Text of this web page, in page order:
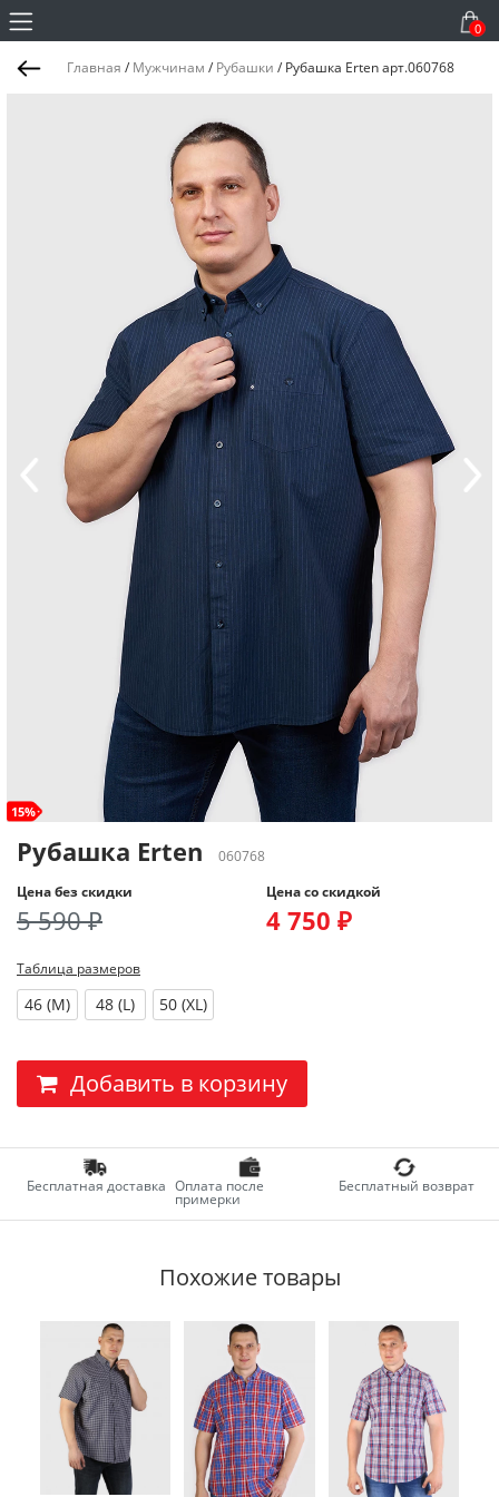
0
Главная / Мужчинам / Рубашки / Рубашка Erten арт.060768
15%
Рубашка Erten
060768
Цена без скидки
5 590 ₽
Цена со скидкой
4 750 ₽
Таблица размеров
46 (M) 48 (L) 50 (XL)
Добавить в корзину
Бесплатная доставка Оплата после
примерки
Бесплатный возврат
Похожие товары